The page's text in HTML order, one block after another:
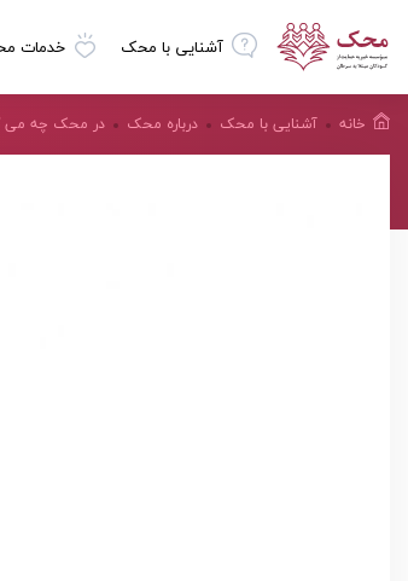
آشنایی با محک خدمات
خانه آشنایی با محک درباره محک در محک چه می